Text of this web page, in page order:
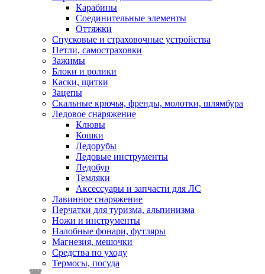
Карабины
Соединительные элементы
Оттяжки
Спусковые и страховочные устройства
Петли, самостраховки
Зажимы
Блоки и ролики
Каски, щитки
Зацепы
Скальные крючья, френды, молотки, шлямбура
Ледовое снаряжение
Клювы
Кошки
Ледорубы
Ледовые инструменты
Ледобур
Темляки
Аксессуары и запчасти для ЛС
Лавинное снаряжение
Перчатки для туризма, альпинизма
Ножи и инструменты
Налобные фонари, футляры
Магнезия, мешочки
Средства по уходу
Термосы, посуда